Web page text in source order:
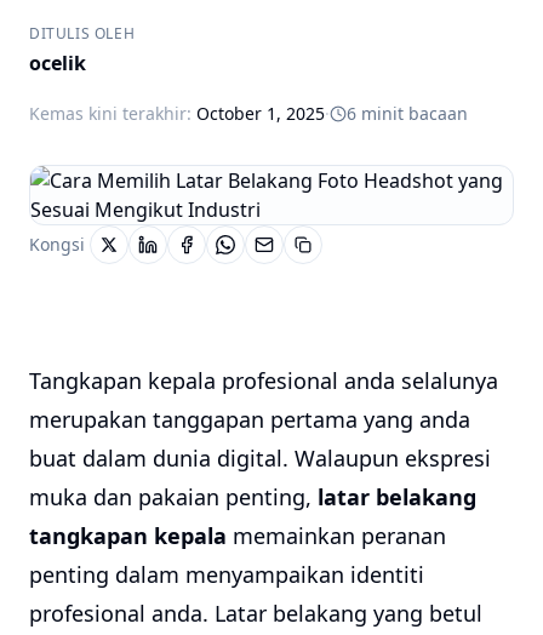
DITULIS OLEH
ocelik
Kemas kini terakhir: October 1, 2025· 6 minit bacaan
Kongsi
Tangkapan kepala profesional anda selalunya
merupakan tanggapan pertama yang anda
buat dalam dunia digital. Walaupun ekspresi
muka dan pakaian penting, latar belakang
tangkapan kepala memainkan peranan
penting dalam menyampaikan identiti
profesional anda. Latar belakang yang betul